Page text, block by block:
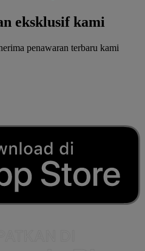
eksklusif kami
penawaran terbaru kami